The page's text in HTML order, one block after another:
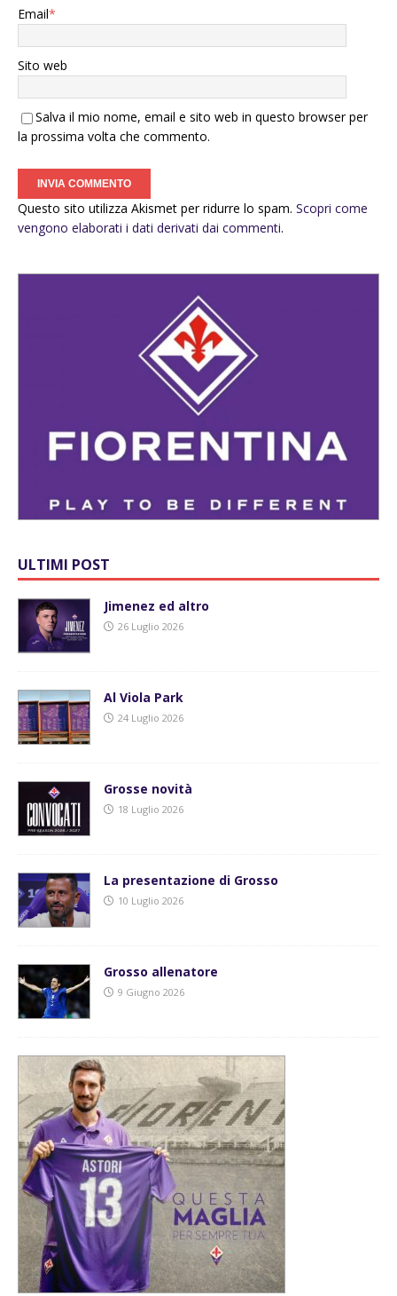
Email*
Sito web
Salva il mio nome, email e sito web in questo browser per
la prossima volta che commento.
Questo sito utilizza Akismet per ridurre lo spam. Scopri come
vengono elaborati i dati derivati dai commenti.
ULTIMI POST
Jimenez ed altro
26 Luglio 2026
Al Viola Park
24 Luglio 2026
Grosse novità
18 Luglio 2026
La presentazione di Grosso
10 Luglio 2026
Grosso allenatore
9 Giugno 2026